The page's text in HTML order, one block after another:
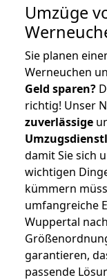
Umzüge
Sie planen
Werneuchen
Geld sparen?
richtig! Unser
zuverlässige
damit Sie sich
wichtigen
kümmern
umfangreiche
Wuppertal
garantieren,
passende